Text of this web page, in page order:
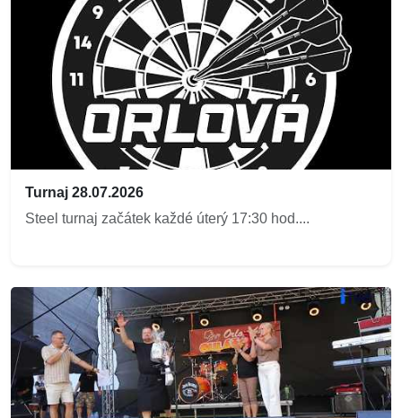
Turnaj 28.07.2026
Steel turnaj začátek každé úterý 17:30 hod....